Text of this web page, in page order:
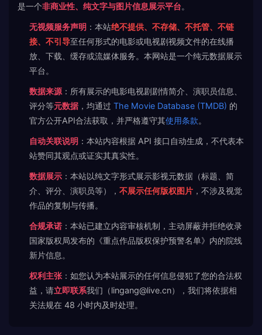
是一个非商业性、纯文字与图片信息展示平台。
无视频服务声明 ：本站绝不提供、不存储、不托管、不链
接、不引导至任何形式的电影或电视剧视频文件的在线播
放、下载、缓存或流媒体服务。本网站是一个纯元数据展示
平台。
数据来源 ：所有展示的电影电视剧剧情简介、演职员信息、
评分等元数据，均通过 The Movie Database (TMDB) 的
官方公开API合法获取，并严格遵守其使用条款。
自动关联说明 ：本站内容根据 API 接口自动生成，不代表本
站赞同其观点或证实其真实性。
数据展示 ：本站以纯文字形式展示影视元数据（标题、简
介、评分、演职员等）， 不展示任何版权图片 ，不涉及视觉
作品的复制与传播。
合规承诺 ：本站已建立内容审核机制，主动屏蔽并拒绝收录
国家版权局发布的《重点作品版权保护预警名单》内的院线
新片信息。
权利主张 ：如您认为本站展示的任何信息侵犯了您的合法权
益，请立即联系我们（lingang@live.cn），我们将依据相
关法规在 48 小时内及时处理。